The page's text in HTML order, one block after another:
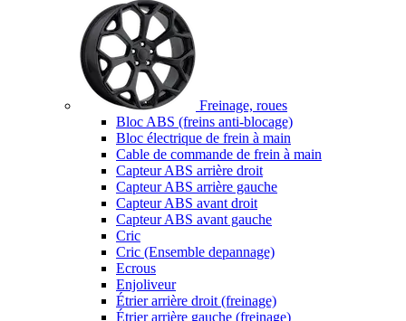
Freinage, roues
Bloc ABS (freins anti-blocage)
Bloc électrique de frein à main
Cable de commande de frein à main
Capteur ABS arrière droit
Capteur ABS arrière gauche
Capteur ABS avant droit
Capteur ABS avant gauche
Cric
Cric (Ensemble depannage)
Ecrous
Enjoliveur
Étrier arrière droit (freinage)
Étrier arrière gauche (freinage)